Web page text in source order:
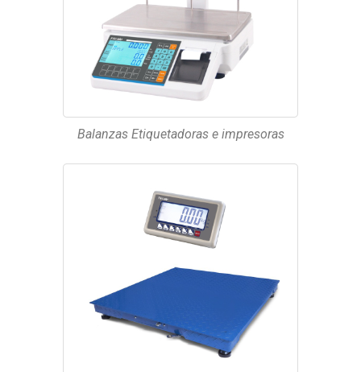
Balanzas Etiquetadoras e impresoras